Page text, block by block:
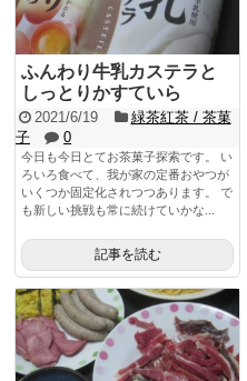
ふんわり牛乳カステラと
しっとりかすていら
2021/6/19
緑茶紅茶 / 茶菓
子
0
今日も今日とてお茶菓子探索です。 い
ろいろ食べて、我が家の定番おやつが
いくつか固定化されつつあります。 で
も新しい挑戦も常に続けていかな...
記事を読む